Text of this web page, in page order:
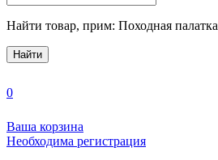
Найти товар, прим: Походная палатка
Найти
0
Ваша корзина
Необходима регистрация